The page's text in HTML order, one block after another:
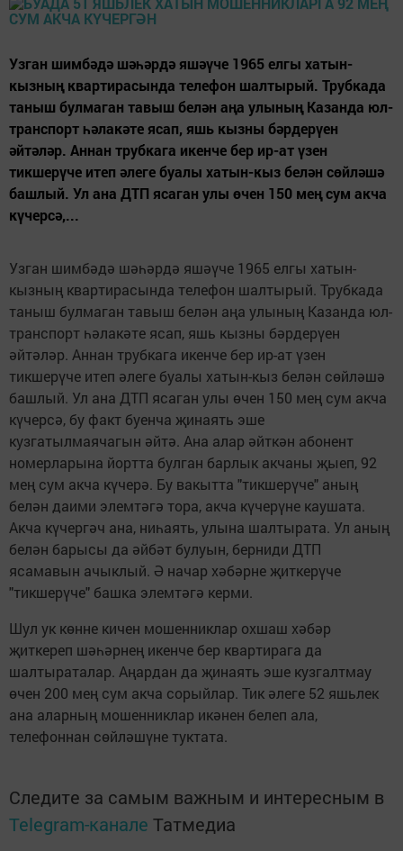
Узган шимбәдә шәһәрдә яшәүче 1965 елгы хатын-
кызның квартирасында телефон шалтырый. Трубкада
таныш булмаган тавыш белән аңа улының Казанда юл-
транспорт һәлакәте ясап, яшь кызны бәрдерүен
әйтәләр. Аннан трубкага икенче бер ир-ат үзен
тикшерүче итеп әлеге буалы хатын-кыз белән сөйләшә
башлый. Ул ана ДТП ясаган улы өчен 150 мең сум акча
күчерсә,...
Узган шимбәдә шәһәрдә яшәүче 1965 елгы хатын-
кызның квартирасында телефон шалтырый. Трубкада
таныш булмаган тавыш белән аңа улының Казанда юл-
транспорт һәлакәте ясап, яшь кызны бәрдерүен
әйтәләр. Аннан трубкага икенче бер ир-ат үзен
тикшерүче итеп әлеге буалы хатын-кыз белән сөйләшә
башлый. Ул ана ДТП ясаган улы өчен 150 мең сум акча
күчерсә, бу факт буенча җинаять эше
кузгатылмаячагын әйтә. Ана алар әйткән абонент
номерларына йортта булган барлык акчаны җыеп, 92
мең сум акча күчерә. Бу вакытта "тикшерүче" аның
белән даими элемтәгә тора, акча күчерүне каушата.
Акча күчергәч ана, ниһаять, улына шалтырата. Ул аның
белән барысы да әйбәт булуын, берниди ДТП
ясамавын ачыклый. Ә начар хәбәрне җиткерүче
"тикшерүче" башка элемтәгә керми.
Шул ук көнне кичен мошенниклар охшаш хәбәр
җиткереп шәһәрнең икенче бер квартирага да
шалтыраталар. Аңардан да җинаять эше кузгалтмау
өчен 200 мең сум акча сорыйлар. Тик әлеге 52 яшьлек
ана аларның мошенниклар икәнен белеп ала,
телефоннан сөйләшүне туктата.
Следите за самым важным и интересным в
Telegram-канале Татмедиа